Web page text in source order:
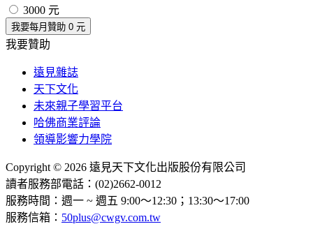
3000 元
我要每月贊助 0 元
我要贊助
遠見雜誌
天下文化
未來親子學習平台
哈佛商業評論
領導影響力學院
Copyright © 2026 遠見天下文化出版股份有限公司
讀者服務部電話：(02)2662-0012
服務時間：週一 ~ 週五 9:00～12:30；13:30～17:00
服務信箱： 50plus@cwgv.com.tw